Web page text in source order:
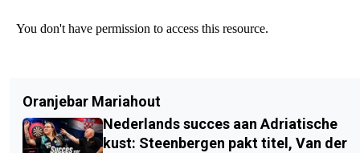
Oranjebar Mariahout
Nederlands succes aan Adriatische
kust: Steenbergen pakt titel, Van der